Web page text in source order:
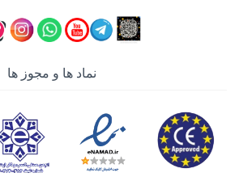
نماد ها و مجوز ها